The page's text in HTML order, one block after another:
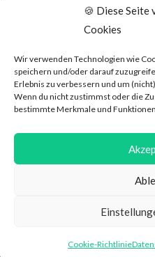
🍪 Diese Seite
Cookies
Wir verwenden Technologien wie
speichern und/oder darauf
Erlebnis zu verbessern und um
Wenn du nicht zustimmst oder die
bestimmte Merkmale und
Cookie-Richtlinie
Kundeninformation
Social Media
Datenschutzerklärung AGB
© Copyright